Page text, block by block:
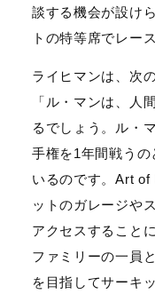
談する機会が設け
トの特等席でレー
ライヒマンは、次
「ル・マンは、人
るでしょう。ル・
手権を1年間戦う
いるのです。Art of
ットのガレージや
アクセスすること
ファミリーの一員
を目指してサーキ